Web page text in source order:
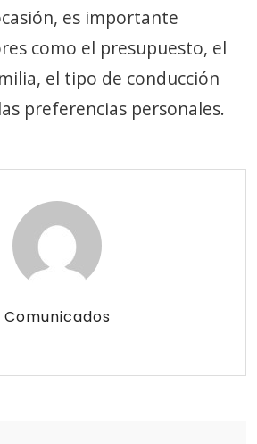
es importante
como el presupuesto, el
el tipo de conducción
preferencias personales.
Comunicados